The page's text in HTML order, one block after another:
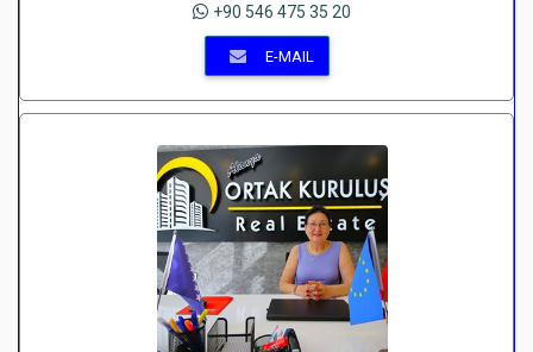
+90 546 475 35 20
E-MAIL